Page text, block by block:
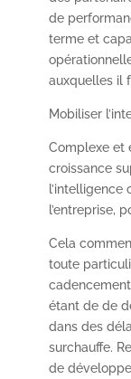
de
terme et
auxquelles il
Mobiliser
Complexe et
croissance
l’entreprise,
Cela
toute
étant de de
dans des
surchauffe.
de